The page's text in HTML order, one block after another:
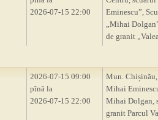
2026-07-15 22:00
Eminescu”,
„Mihai
de granit
2026-07-15 09:00
pînă la
2026-07-15 22:00
Mun.
Mihai
Mihai Dolgan,
granit Parcul